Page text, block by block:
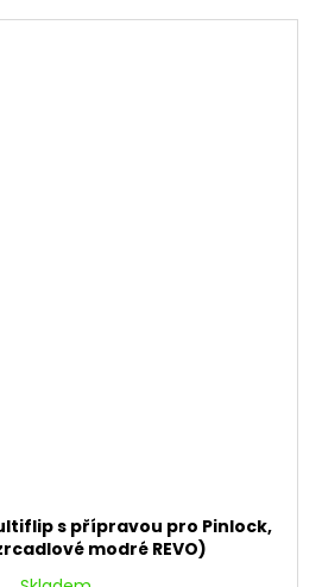
s přípravou pro Pinlock,
modré REVO)